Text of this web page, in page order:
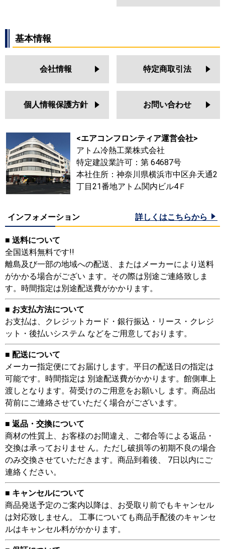
RCI-GP63RGHJ2
RCI-GP63RGHJ5
RCI-GP63RGH5
RCI-GP63RGH3
RCI-GP63RGHJ1
RCI-AP63GH5
RCI-GP63RGHJ6
RCI-GP63RGH6
RCI-GP63RGHJ7
RCI-GP63RGH7
RCI-GP63RGHJ8
三菱重工
FDTZ635H5S-airflex
FDTZ635HK5S-rakuri-na
FDTZ635H5S-rakuri-na
FDTZ635HK5S-airf
FDTZ635H5S-airf
FDTZ635H5S-rak
FDTZ635HK5SA
FDTZ635H5SA
FDTZ635HK5SA-airf
FDTZ635H5SA-airf
FDTZ635H5S-osj
FDTZ635HK5SA-rak
FDTZ635H5SA-rak
FDTZ635HA5SA
FDTZ635HA5SA-airf
FDTZ635HK5SA-osj
FDTZ635H5SA-osj
基本情報
会社情報 特定商取引法
個人情報保護方針 お問い合わせ
<エアコンフロンティア運営会社>
アトム冷熱工業株式会社
特定建設業許可：第 64687号
本社住所：神奈川県横浜市中区弁天通2
丁目21番地アトム関内ビル4Ｆ
インフォメーション 詳しくはこちらから
■ 送料について
全国送料無料です!!
離島及び一部の地域への配送、またはメーカーにより送料
がかかる場合がござい ます。その際は別途ご連絡致しま
す。時間指定は別途配送費がかかります。
■ お支払方法について
お支払は、クレジットカード・銀行振込・リース・クレジ
ット・後払いシステム などをご用意しております。
■ 配送について
メーカー指定便にてお届けします。平日の配送日の指定は
可能です。時間指定は 別途配送費がかかります。館側車上
渡しとなります。荷受けのご用意をお願いし ます。商品出
荷前にご連絡させていただく場合がございます。
■ 返品・交換について
商材の性質上、お客様のお間違え、ご都合等による返品・
交換は承っておりませ ん。ただし破損等の初期不良の場合
のみ交換させていただきます。商品到着後、 7日以内にご
連絡ください。
■ キャンセルについて
商品発送予定のご案内以降は、お受取り前でもキャンセル
は対応致しません。 工事についても商品手配後のキャンセ
ルはキャンセル料がかかります。